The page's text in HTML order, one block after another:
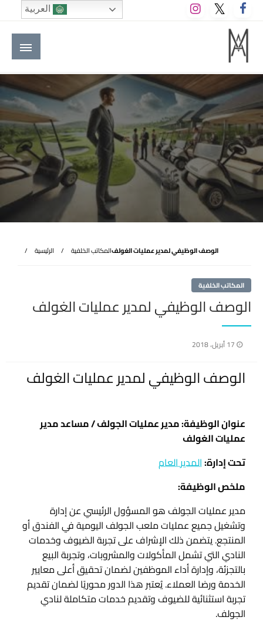
التخطي
إلى
المحتوى
M A hotels | إم ايه هوتيلز
الموقع الأول للعاملين في الفنادق في العالم العربي
الرئيسية المكاتب الخلفيةالوصف الوظيفي لمدير عمليات الغولف
المكاتب الخلفية
الوصف الوظيفي لمدير عمليات الغولف
نُشر
17 أبريل، 2018
الوصف الوظيفي لمدير عمليات الغولف
عنوان الوظيفة: مدير عمليات الجولف / مساعد مدير
عمليات الغولف
تحت إدارة:المدير العام
ملخص الوظيفة:
مدير عمليات الجولف هو المسؤول الرئيسي عن إدارة
وتشغيل جميع عمليات ملعب الجولف اليومية في الفندق أو
المنتجع. يتضمن ذلك الإشراف على تجربة الضيوف وخدمات
النادي التي تشمل المأكولات والمشروبات، وتجربة البيع
بالتجزئة، وإدارة أداء الموظفين لضمان تحقيق أعلى معايير
الخدمة ورضا العملاء. يُعتبر هذا الدور محوريًا لضمان تقديم
تجربة استثنائية للضيوف وتقديم خدمات متكاملة لنادي
الجولف.
العربية